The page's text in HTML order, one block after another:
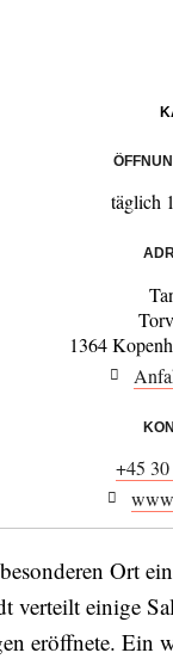
täglich
1364
+45
Ort
verteilt einige
eröffnete. Ein